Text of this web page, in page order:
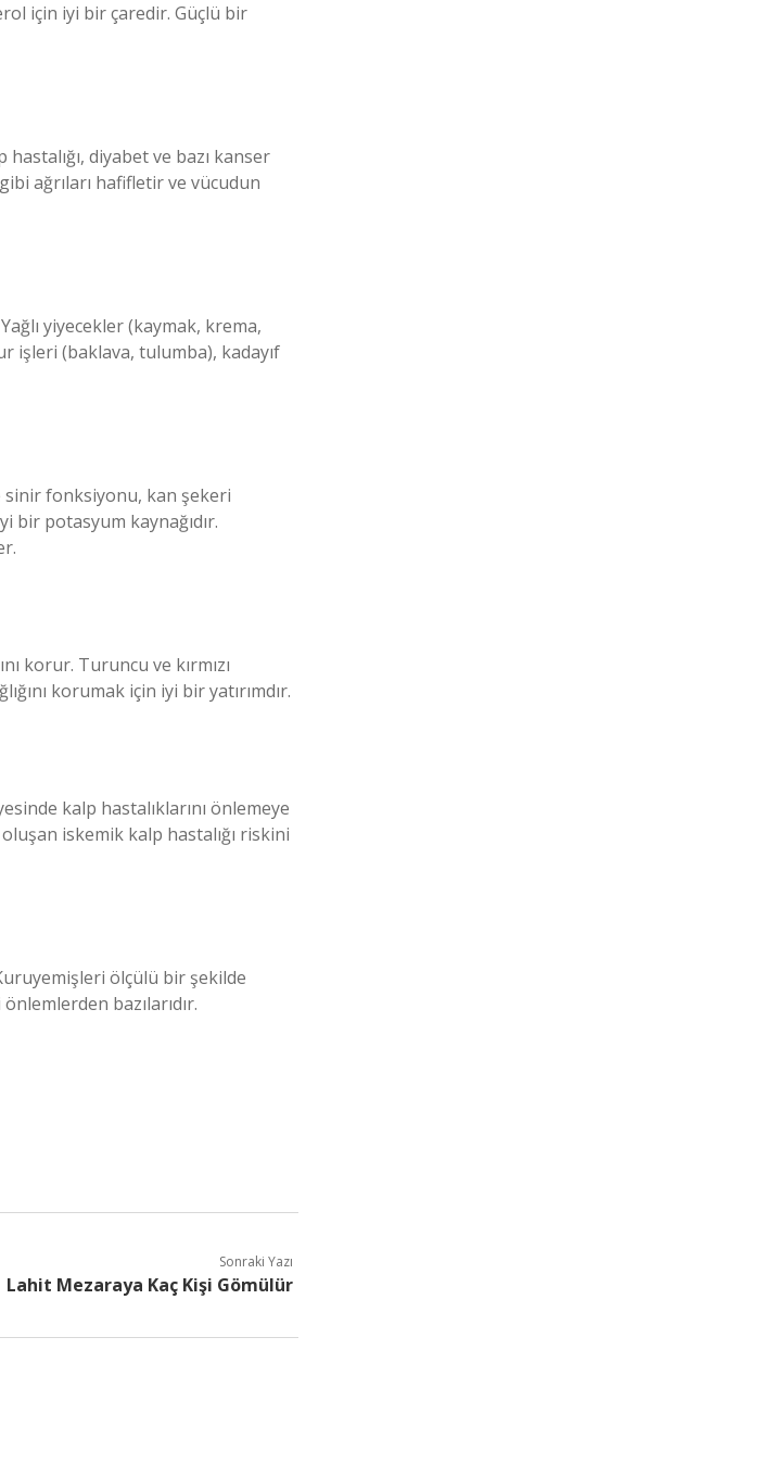
için iyi bir çaredir. Güçlü bir
diyabet ve bazı kanser
ağrıları hafifletir ve vücudun
yiyecekler (kaymak, krema,
işleri (baklava, tulumba), kadayıf
sinir fonksiyonu, kan şekeri
bir potasyum kaynağıdır.
korur. Turuncu ve kırmızı
korumak için iyi bir yatırımdır.
kalp hastalıklarını önlemeye
iskemik kalp hastalığı riskini
ölçülü bir şekilde
bazılarıdır.
Sonraki Yazı
Lahit Mezaraya Kaç Kişi Gömülür